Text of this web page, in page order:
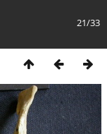
21/33